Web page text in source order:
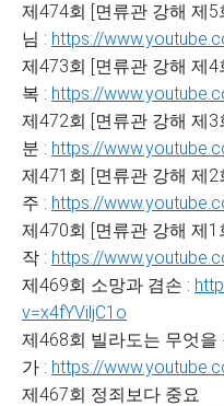
제474회 [면류관 강해 제
님 : https://
제473회 [면류관 강해 제
복 : https://
제472회 [면류관 강해 제
분 : https://
제471회 [면류관 강해 제2
주 : https://
제470회 [면류관 강해 제1
작 : https://
제469회 소망과 겸손 :
v=x4fYViljC1o
제468회 빌라도는 무엇을
가 : https://
제467회 정죄보다 중요